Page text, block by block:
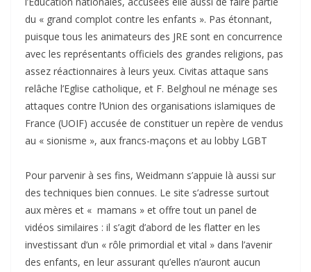
du « grand complot contre les enfants ». Pas étonnant,
puisque tous les animateurs des JRE sont en concurrence
avec les représentants officiels des grandes religions, pas
assez réactionnaires à leurs yeux. Civitas attaque sans
relâche l’Eglise catholique, et F. Belghoul ne ménage ses
attaques contre l’Union des organisations islamiques de
France (UOIF) accusée de constituer un repère de vendus
au « sionisme », aux francs-maçons et au lobby LGBT
Pour parvenir à ses fins, Weidmann s’appuie là aussi sur
des techniques bien connues. Le site s’adresse surtout
aux mères et « mamans » et offre tout un panel de
vidéos similaires : il s’agit d’abord de les flatter en les
investissant d’un « rôle primordial et vital » dans l’avenir
des enfants, en leur assurant qu’elles n’auront aucun